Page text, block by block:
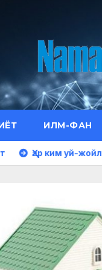
ИЛМ-ФАН
уй-жойли бўлиш